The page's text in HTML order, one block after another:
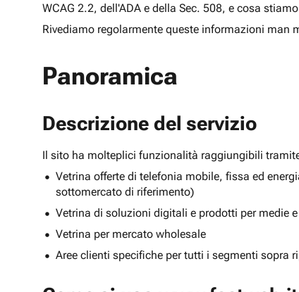
WCAG 2.2, dell'ADA e della Sec. 508, e cosa
Rivediamo regolarmente queste informazioni man
Panoramica
Descrizione del servizio
Il sito ha molteplici funzionalità raggiungibili
Vetrina offerte di telefonia mobile, fissa ed
sottomercato di riferimento)
Vetrina di soluzioni digitali e prodotti per medie
Vetrina per mercato wholesale
Aree clienti specifiche per tutti i segmenti sopra